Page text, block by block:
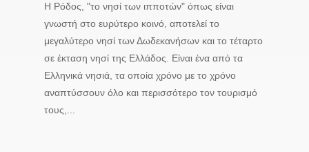
Η Ρόδος, "το νησί των ιπποτών" όπως είναι
γνωστή στο ευρύτερο κοινό, αποτελεί το
μεγαλύτερο νησί των Δωδεκανήσων και το τέταρτο
σε έκταση νησί της Ελλάδος. Είναι ένα από τα
Ελληνικά νησιά, τα οποία χρόνο με το χρόνο
αναπτύσσουν όλο και περισσότερο τον τουρισμό
τους,...